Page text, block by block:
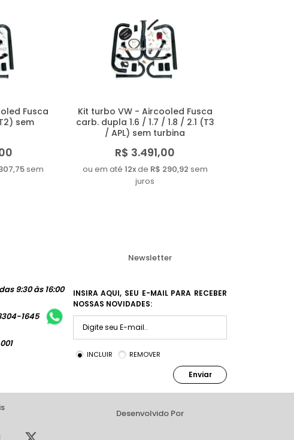
Fusca
sem
sem
Kit turbo VW - Aircooled Fusca
carb. dupla 1.6 / 1.7 / 1.8 / 2.1 (T3
/ APL) sem turbina
R$ 3.491,00
ou em até 12xde R$ 290,92 sem
juros
9:30 às 16:00
1645
Newsletter
INSIRA AQUI, SEU E-MAIL PARA RECEBER
NOSSAS NOVIDADES:
INCLUIR REMOVER
Enviar
Desenvolvido Por